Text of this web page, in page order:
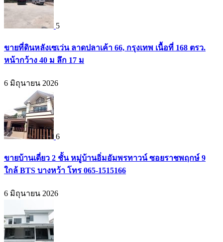
5
ขายที่ดินหลังเซเว่น ลาดปลาเค้า 66, กรุงเทพ เนื้อที่ 168 ตรว.
หน้ากว้าง 40 ม ลึก 17 ม
6 มิถุนายน 2026
6
ขายบ้านเดี่ยว 2 ชั้น หมู่บ้านอิ่มอัมพรทาวน์ ซอยราชพฤกษ์ 9
ใกล้ BTS บางหว้า โทร 065-1515166
6 มิถุนายน 2026